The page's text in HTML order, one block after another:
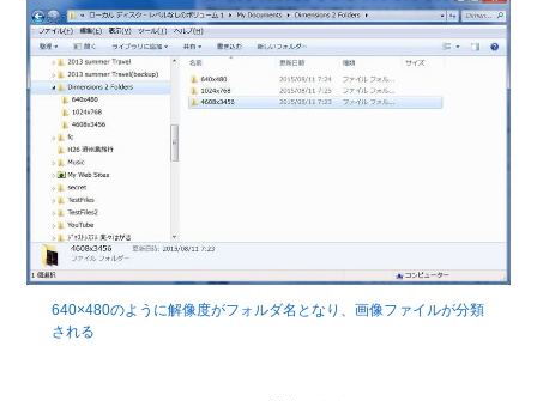
640×480のように解像度がフォルダ名となり、画像ファイルが分類
される